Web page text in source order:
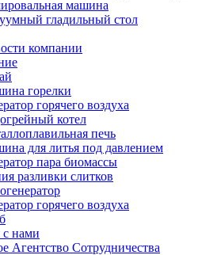
машина
гладильный стол
компании
горелки
горячего воздуха
котел
печь
для литья под давлением
пара биомассы
разливки слитков
горячего воздуха
с нами
Агентство Сотрудничества